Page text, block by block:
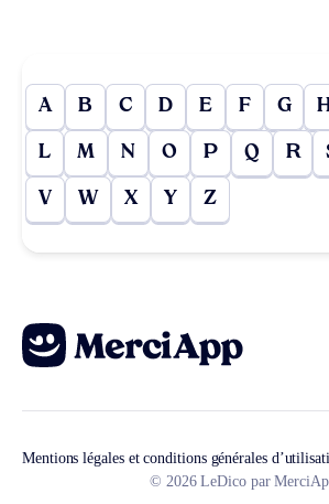
A B C D E F G
L M N O P Q R
V W X Y Z
Mentions légales et conditions générales
© 2026 LeDico par